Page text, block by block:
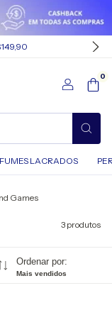
0
LACRADOS
Games
3 produtos
Ordenar por:
Mais vendidos